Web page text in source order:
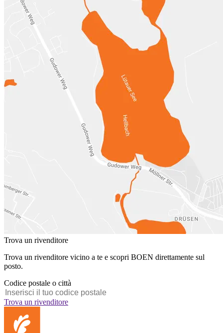
Trova un rivenditore
Trova un rivenditore vicino a te e scopri BOEN direttamente sul
posto.
Codice postale o città
Trova un rivenditore